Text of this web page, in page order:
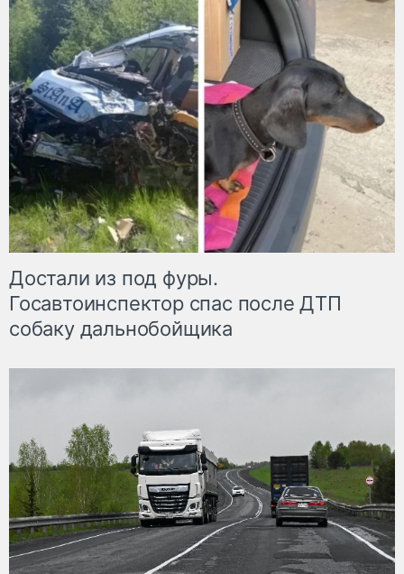
Достали из под фуры.
Госавтоинспектор спас после ДТП
собаку дальнобойщика